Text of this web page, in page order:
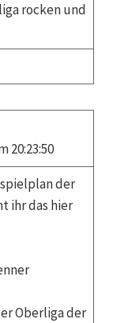
rocken und
20:23:50
der
ihr das hier
Oberliga der